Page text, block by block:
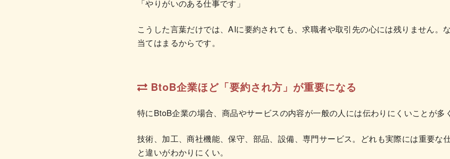
「やりがいのある仕事です」
こうした言葉だけでは、AIに要約されても、求職者や取引先の心には残りません。
当てはまるからです。
BtoB企業ほど「要約され方」が重要になる
特にBtoB企業の場合、商品やサービスの内容が一般の人には伝わりにくいことが多
技術、加工、商社機能、保守、部品、設備、専門サービス。どれも実際には重要な
と違いがわかりにくい。